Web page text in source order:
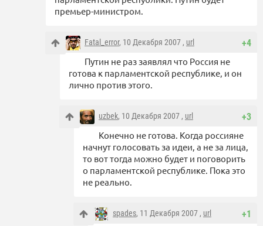
премьер-министром.
+4
Fatal_error, 10 Декабря 2007 , url
Путин не раз заявлял что Россия не
готова к парламентской республике, и он
лично против этого.
+3
uzbek, 10 Декабря 2007 , url
Конечно не готова. Когда россияне
начнут голосовать за идеи, а не за лица,
то вот тогда можно будет и поговорить
о парламентской республике. Пока это
не реально.
+1
spades, 11 Декабря 2007 , url